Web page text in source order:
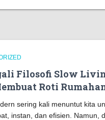
Filosofi Slow
Roti
sering kali menuntut kita
instan, dan efisien. Namun,